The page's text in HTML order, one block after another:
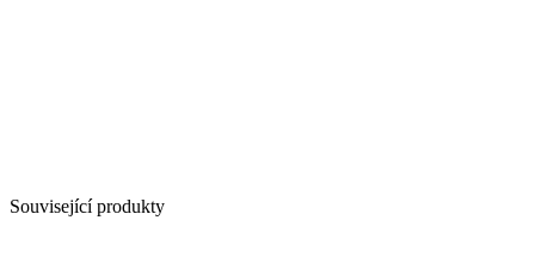
Související produkty